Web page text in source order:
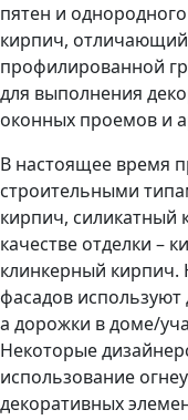
пятен и
кирпич,
профилированной
для выполнения
оконных проемов и
В настоящее время
строительными
кирпич, силикатный
качестве отделки –
клинкерный кирпич.
фасадов
а дорожки в доме/
Некоторые
использование
декоративных